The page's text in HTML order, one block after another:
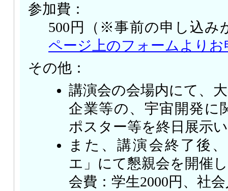
参加費：
500円（※事前の申し込み
ページ上のフォームより
その他：
講演会の会場内にて、
企業等の、宇宙開発に
ポスター等を終日展示
また、講演会終了後
エ」にて懇親会を開催
会費：学生2000円、社